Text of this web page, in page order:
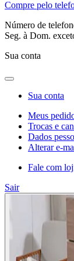
Compre pelo
Número de
Seg. à Dom.
Sua conta
Sua conta
Meus
Trocas e
Dados
Alterar e-
Fale com
Sair